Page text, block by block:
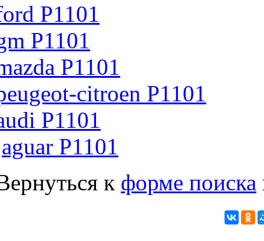
P1101
P1101
P1101
citroen P1101
P1101
P1101
к форме поиска